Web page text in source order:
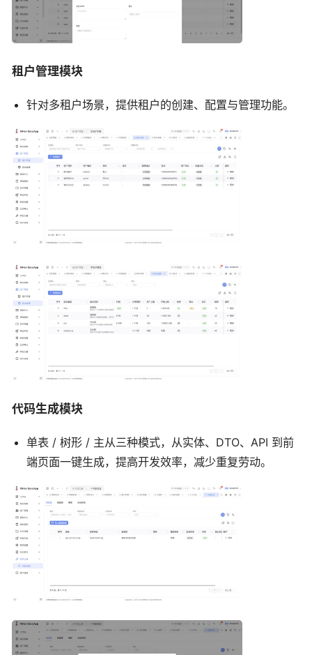
租户管理模块
针对多租户场景，提供租户的创建、配置与管理功能。
代码生成模块
单表 / 树形 / 主从三种模式，从实体、DTO、API 到前
端页面一键生成，提高开发效率，减少重复劳动。